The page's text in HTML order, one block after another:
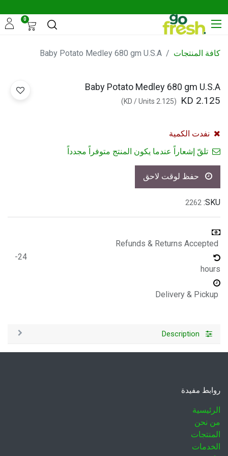
0
كافة المنتجات Baby Potato Medley 680 gm U.S.A
Baby Potato Medley 680 gm U.S.A
2.125
(
2.125
/Units
)
نفدت الكمية
تلقّ إشعاراً عندما يكون المنتج متوفراً مجدداً
SKU:
2262
24-
hours
Description
روابط مفيدة
الرئيسية
من نحن
المنتجات
الخدمات